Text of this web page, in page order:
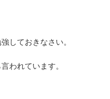
しておきなさい。
われています。